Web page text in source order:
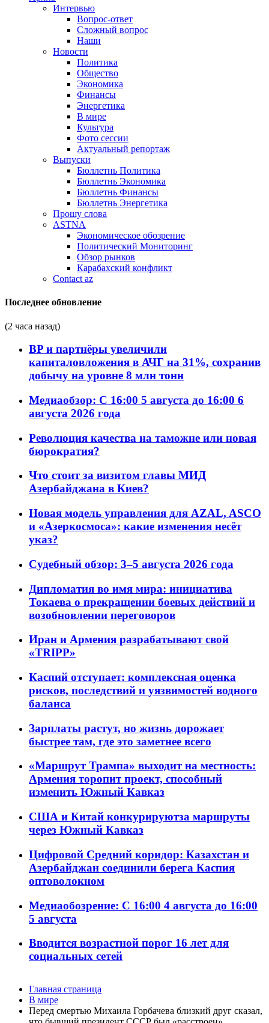
Интервью
Вопрос-ответ
Сложный вопрос
Наши
Новости
Политика
Общество
Экономика
Финансы
Энергетика
В мире
Культура
Фото сессии
Актуальный репортаж
Выпуски
Бюллетнь Политика
Бюллетнь Экономика
Бюллетнь Финансы
Бюллетнь Энергетика
Прошу слова
ASTNA
Экономическое обозрение
Политический Мониторинг
Обзор рынков
Карабахский конфликт
Contact az
Последнее обновление
(2 часа назад)
BP и партнёры увеличили
капиталовложения в АЧГ на 31%, сохранив
добычу на уровне 8 млн тонн
Медиаобзор: С 16:00 5 августа до 16:00 6
августа 2026 года
Революция качества на таможне или новая
бюрократия?
Что стоит за визитом главы МИД
Азербайджана в Киев?
Новая модель управления для AZAL, ASCO
и «Азеркосмоса»: какие изменения несёт
указ?
Судебный обзор: 3–5 августа 2026 года
Дипломатия во имя мира: инициатива
Токаева о прекращении боевых действий и
возобновлении переговоров
Иран и Армения разрабатывают свой
«TRIPP»
Каспий отступает: комплексная оценка
рисков, последствий и уязвимостей водного
баланса
Зарплаты растут, но жизнь дорожает
быстрее там, где это заметнее всего
«Маршрут Трампа» выходит на местность:
Армения торопит проект, способный
изменить Южный Кавказ
США и Китай конкурируютза маршруты
через Южный Кавказ
Цифровой Средний коридор: Казахстан и
Азербайджан соединили берега Каспия
оптоволокном
Медиаобозрение: С 16:00 4 августа до 16:00
5 августа
Вводится возрастной порог 16 лет для
социальных сетей
Главная страница
В мире
Перед смертью Михаила Горбачева близкий друг сказал,